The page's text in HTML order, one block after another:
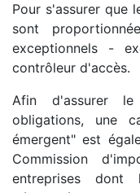
Pour s'assurer que
sont
exceptionnels -
contrôleur d'accès.
Afin d'assurer
obligations, une
émergent" est
Commission
entreprises dont